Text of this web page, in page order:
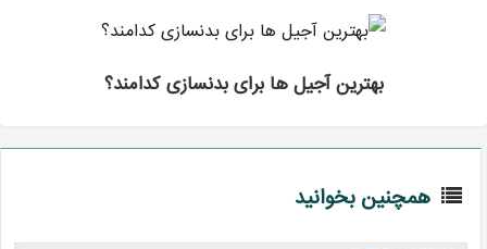
بهترین آجیل ها برای بدنسازی کدامند؟
همچنین بخوانید